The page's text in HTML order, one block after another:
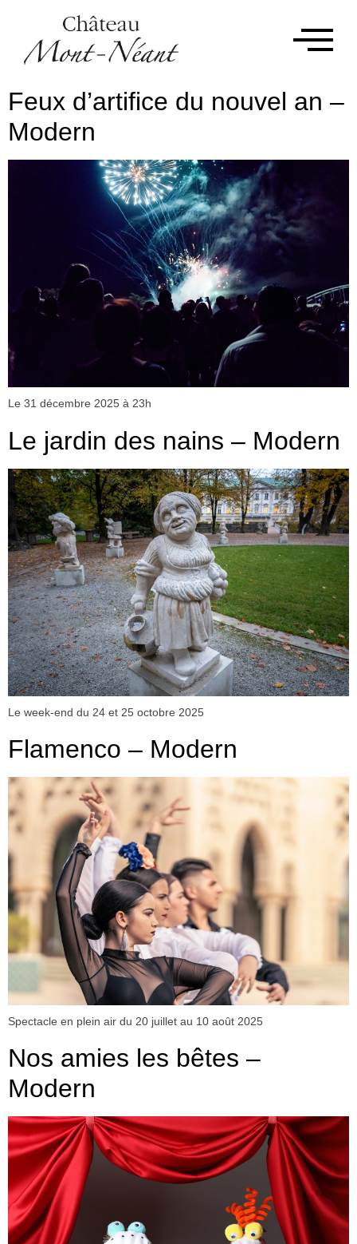
Feux d’artifice du nouvel an –
Modern
Le 31 décembre 2025 à 23h
Le jardin des nains – Modern
Le week-end du 24 et 25 octobre 2025
Flamenco – Modern
Spectacle en plein air du 20 juillet au 10 août 2025
Nos amies les bêtes –
Modern